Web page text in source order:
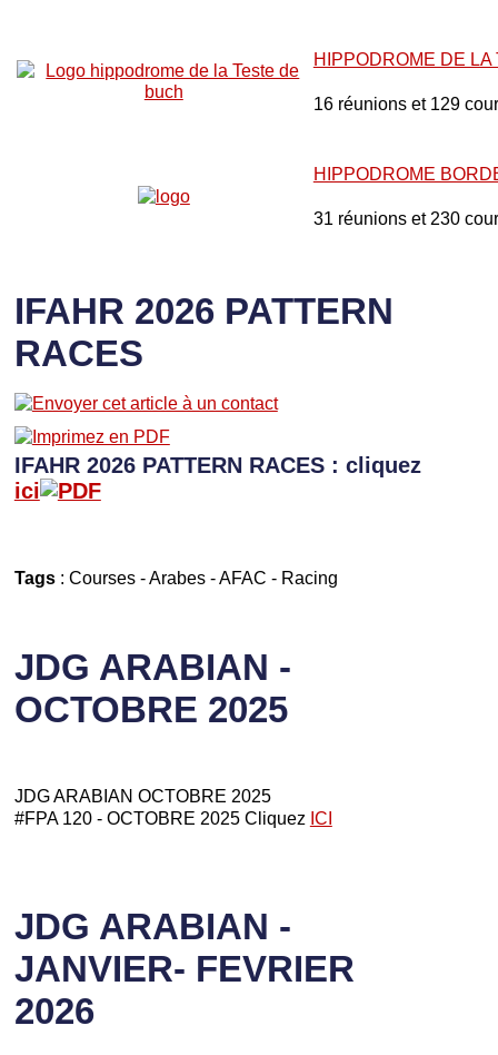
HIPPODROME DE LA
16 réunions et 129
HIPPODROME
31 réunions et 230
IFAHR 2026 PATTERN
RACES
IFAHR 2026 PATTERN RACES : cliquez
ici
Tags: Courses-Arabes-AFAC - Racing
JDG ARABIAN -
OCTOBRE 2025
JDG ARABIAN OCTOBRE 2025
#FPA 120 - OCTOBRE 2025 Cliquez ICI
JDG ARABIAN -
JANVIER- FEVRIER
2026